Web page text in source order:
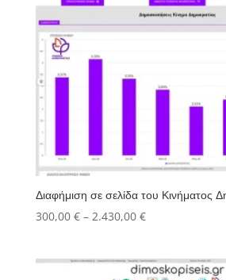
Διαφήμιση σε σελίδα του Κινήματος
300,00 € – 2.430,00 €Price
through